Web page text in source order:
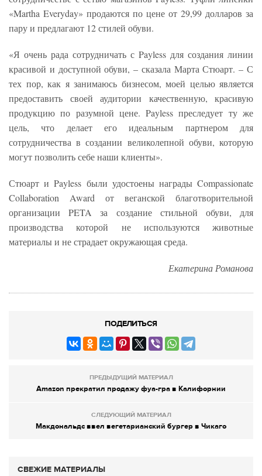
«Martha Everyday» продаются по цене от 29,99 долларов за
пару и предлагают 12 стилей обуви.
«Я очень рада сотрудничать с Payless для создания линии
красивой и доступной обуви, – сказала Марта Стюарт. – С
тех пор, как я занимаюсь бизнесом, моей целью является
предоставить своей аудитории качественную, красивую
продукцию по разумной цене. Payless преследует ту же
цель, что делает его идеальным партнером для
сотрудничества в создании великолепной обуви, которую
могут позволить себе наши клиенты».
Стюарт и Payless были удостоены награды Compassionate
Collaboration Award от веганской благотворительной
организации PETA за создание стильной обуви, для
производства которой не используются животные
материалы и не страдает окружающая среда.
Екатерина Романова
ПОДЕЛИТЬСЯ
ПРЕДЫДУЩИЙ МАТЕРИАЛ
Amazon прекратил продажу фуа-гра в Калифорнии
СЛЕДУЮЩИЙ МАТЕРИАЛ
Макдональдс ввел вегетарианский бургер в Чикаго
СВЕЖИЕ МАТЕРИАЛЫ